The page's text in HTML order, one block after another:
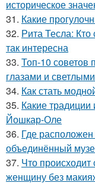
историческое
31. Какие
32. Рита Тесла:
так интересна
33. Топ-10 советов
глазами и
34. Как стать
35. Какие
Йошкар-Оле
36. Где
объединённый
37. Что
женщину без